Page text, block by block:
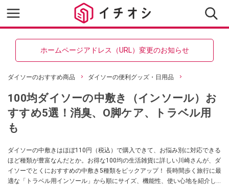
ホームページアドレス（URL）変更のお知らせ
ダイソーのおすすめ商品 ダイソーの便利グッズ・日用品
100均ダイソーの中敷き（インソール）お
すすめ5選！消臭、O脚ケア、トラベル用
も
ダイソーの中敷きはほぼ110円（税込）で購入できて、お悩み別に対応できる
ほど種類が豊富なんだとか。お得な100均の生活雑貨に詳しい川崎さんが、ダ
イソーでとくにおすすめの中敷き5種類をピックアップ！ 長時間歩く旅行に最
適な「トラベル用インソール」から順にサイズ、機能性、使い心地を紹介し